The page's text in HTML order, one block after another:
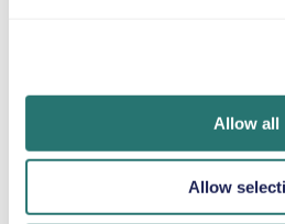
Allow all
Allow
denna kompakta premium-SUV.
körposition. Volkswagen Taigo
och njutbar resa, oavsett om du
eller Andalusiens natursköna